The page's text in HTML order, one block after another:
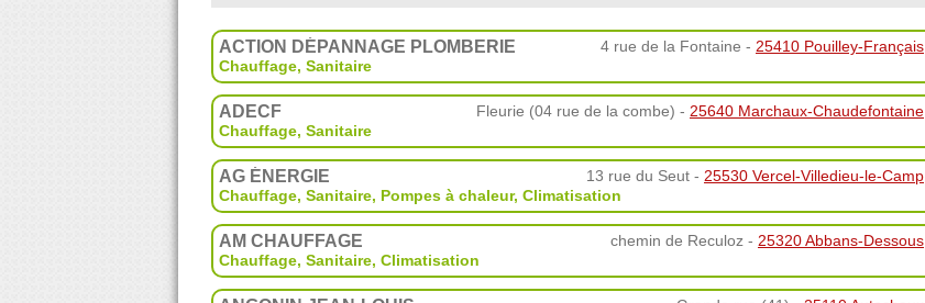
ACTION DÉPANNAGE PLOMBERIE 4 rue de la Fontaine - 25410 Pouilley-Français
Chauffage, Sanitaire
ADECF Fleurie (04 rue de la combe) - 25640 Marchaux-Chaudefontaine
Chauffage, Sanitaire
AG ÉNERGIE 13 rue du Seut - 25530 Vercel-Villedieu-le-Camp
Chauffage, Sanitaire, Pompes à chaleur, Climatisation
AM CHAUFFAGE chemin de Reculoz - 25320 Abbans-Dessous
Chauffage, Sanitaire, Climatisation